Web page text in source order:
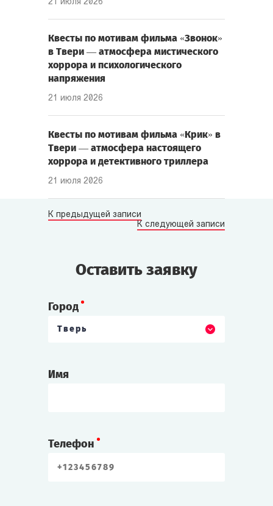
21 июля 2026
Квесты по мотивам фильма «Звонок»
в Твери — атмосфера мистического
хоррора и психологического
напряжения
21 июля 2026
Квесты по мотивам фильма «Крик» в
Твери — атмосфера настоящего
хоррора и детективного триллера
21 июля 2026
К предыдущей записи
К следующей записи
Оставить заявку
Город
Тверь
Имя
Телефон